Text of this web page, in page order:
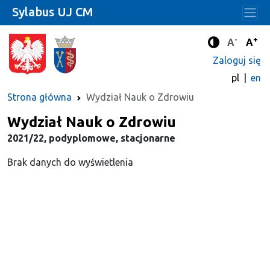
Tryb
A- A+
Zaloguj się
pl
en
Strona główna
Wydział Nauk o Zdrowiu
Sylabus UJ CM
Wydział Nauk o Zdrowiu
2021/22, podyplomowe, stacjonarne
Brak danych do wyświetlenia